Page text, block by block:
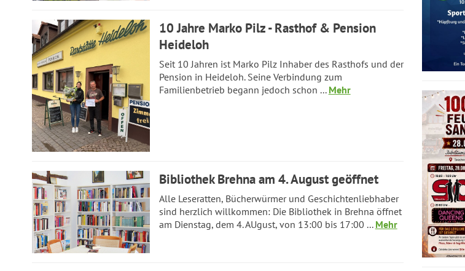
10 Jahre Marko Pilz - Rasthof & Pension
Heideloh
Seit 10 Jahren ist Marko Pilz Inhaber des Rasthofs und der
Pension in Heideloh. Seine Verbindung zum
Familienbetrieb begann jedoch schon ... Mehr
Bibliothek Brehna am 4. August geöffnet
Alle Leseratten, Bücherwürmer und Geschichtenliebhaber
sind herzlich willkommen: Die Bibliothek in Brehna öffnet
am Dienstag, dem 4. AUgust, von 13:00 bis 17:00 ... Mehr